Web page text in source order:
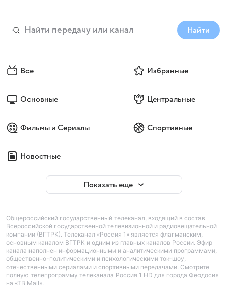
Найти
Все Избранные
Основные Центральные
Фильмы и Сериалы Спортивные
Новостные
Показать еще
Общероссийский государственный телеканал, входящий в состав
Всероссийской государственной телевизионной и радиовещательной
компании (ВГТРК). Телеканал «Россия 1» является флагманским,
основным каналом ВГТРК и одним из главных каналов России. Эфир
канала наполнен информационными и аналитическими программами,
общественно-политическими и психологическими ток-шоу,
отечественными сериалами и спортивными передачами. Смотрите
полную телепрограмму телеканала Россия 1 HD для города Феодосия
на «ТВ Mail».